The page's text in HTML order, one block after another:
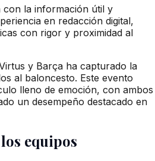
con la información útil y
en redacción digital,
con rigor y proximidad al
y Barça ha capturado la
al baloncesto. Este evento
lleno de emoción, con ambos
un desempeño destacado en
equipos